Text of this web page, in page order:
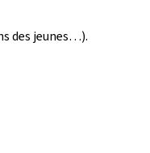
des jeunes…).